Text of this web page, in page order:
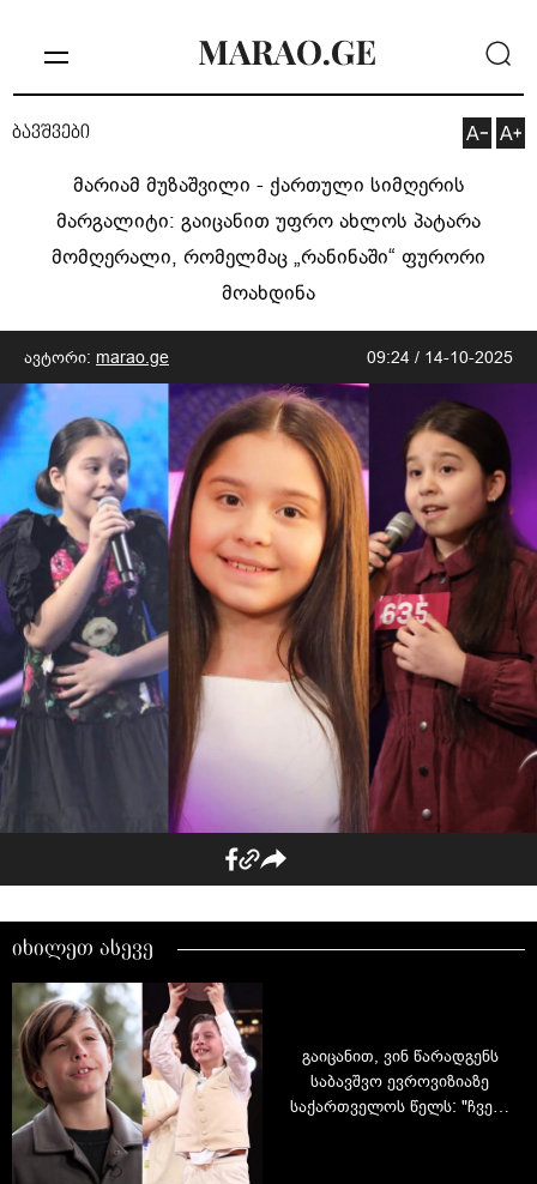
ბავშვები
მარიამ მუზაშვილი - ქართული სიმღერის
მარგალიტი: გაიცანით უფრო ახლოს პატარა
მომღერალი, რომელმაც „რანინაში“ ფურორი
მოახდინა
ავტორი: marao.ge 09:24 / 14-10-2025
იხილეთ ასევე
გაიცანით, ვინ წარადგენს
საბავშვო ევროვიზიაზე
საქართველოს წელს: "ჩვენი